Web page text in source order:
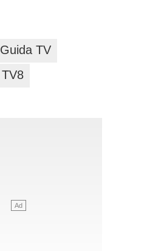
Guida TV
TV8